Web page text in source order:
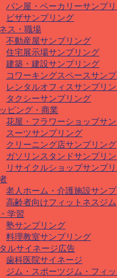
パン屋・ベーカリーサンプ
ピザサンプリング
ス・職場
不動産屋サンプリング
住宅展示場サンプリング
建築・建設サンプリング
コワーキングスペースサン
レンタルオフィスサンプリ
タクシーサンプリング
ピング・商業
花屋・フラワーショップサ
スーツサンプリング
クリーニング店サンプリング
ガソリンスタンドサンプリ
リサイクルショップサンプ
老人ホーム・介護施設サン
高齢者向けフィットネスジム
学習
塾サンプリング
料理教室サンプリング
ルサイネージ広告
歯科医院サイネージ
ジム・スポーツジム・フィ